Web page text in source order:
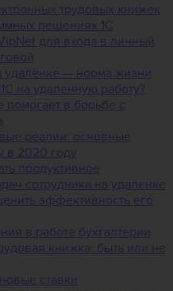
трудовых книжек
решениях 1С
для входа в личный
удалёнке — норма жизни
на удаленную работу?
помогает в борьбе с
реалии: основные
в 2020 году
продуктивное
сотрудника на удаленке
эффективность его
в работе бухгалтерии
книжка: быть или не
ставки